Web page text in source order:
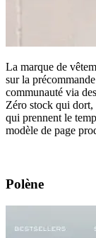
La marque de
sur la
communauté via
Zéro stock qui dort,
qui prennent le
modèle de page
Polène